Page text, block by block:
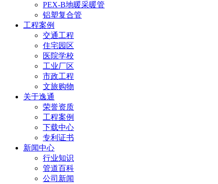
PEX-B地暖采暖管
铝塑复合管
工程案例
交通工程
住宅园区
医院学校
工业厂区
市政工程
文旅购物
关于逸通
荣誉资质
工程案例
下载中心
专利证书
新闻中心
行业知识
管道百科
公司新闻